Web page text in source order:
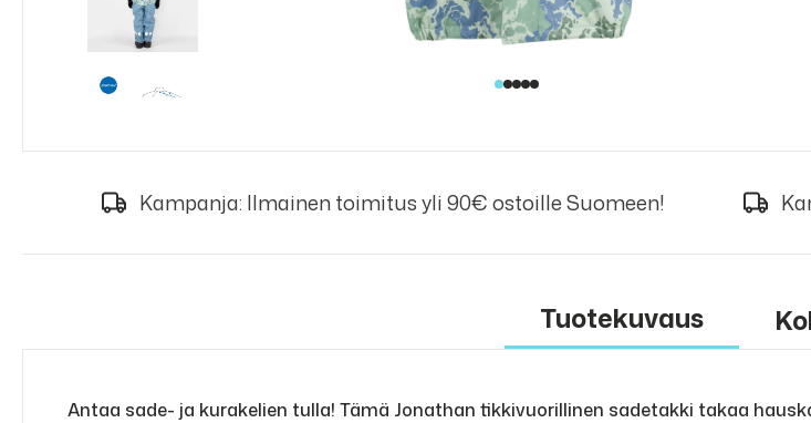
Kampanja: Ilmainen toimitus yli 90€ ostoille Suomeen!
Tuotekuvaus
Antaa sade- ja kurakelien tulla! Tämä Jonathan tikkivuorillinen sadetakki takaa